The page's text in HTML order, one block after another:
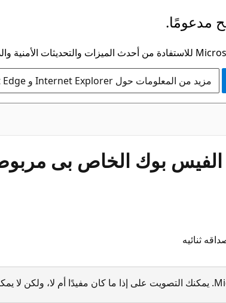
مدعومًا.
مزيد من المعلومات حول Internet Explorer و Microsoft Edge
الفيس بوك الخاص بى
ثنائيه